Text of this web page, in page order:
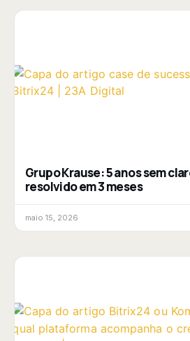
Grupo Krause: 5 anos sem
resolvido em 3 meses
maio 15, 2026